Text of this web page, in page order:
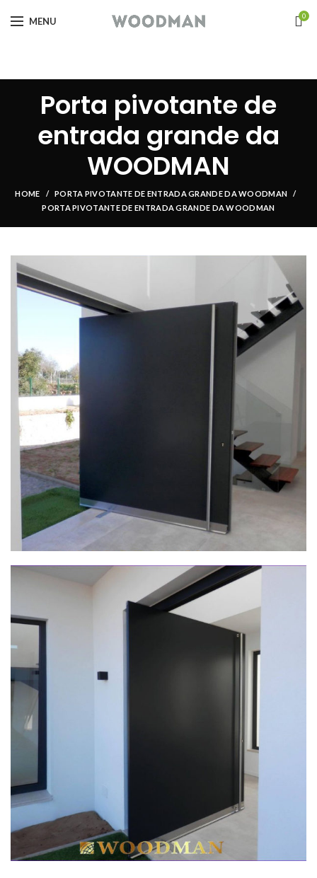
MENU 0
Porta pivotante de
entrada grande da
WOODMAN
HOME
PORTA PIVOTANTE DE ENTRADA GRANDE DA WOODMAN
PORTA PIVOTANTE DE ENTRADA GRANDE DA WOODMAN